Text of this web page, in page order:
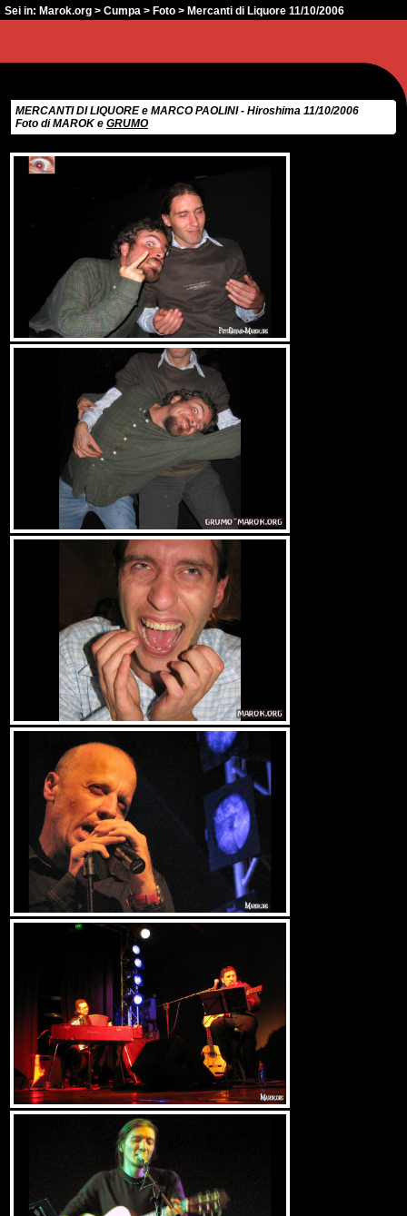
Sei in: Marok.org > Cumpa > Foto > Mercanti di Liquore 11/10/2006
MERCANTI DI LIQUORE e MARCO PAOLINI - Hiroshima 11/10/2006
Foto di MAROK e GRUMO